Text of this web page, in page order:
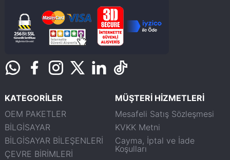
KATEGORİLER
OEM PAKETLER
BİLGİSAYAR
BİLGİSAYAR BİLEŞENLERİ
ÇEVRE BİRİMLERİ
MÜŞTERİ HİZMETLERİ
Mesafeli Satış Sözleşmesi
KVKK Metni
Cayma, İptal ve İade
Koşulları